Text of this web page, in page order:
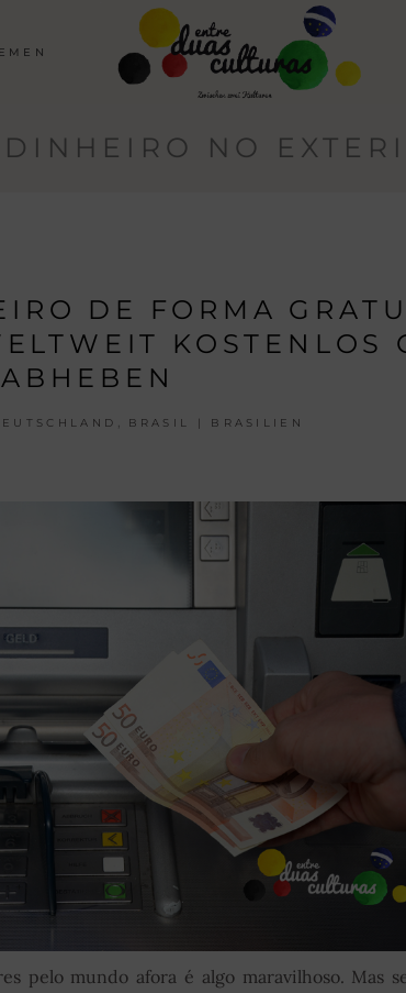
NO
DE FORMA
KOSTENLOS
ABHEBEN
BRASIL | BRASILIEN
pelo mundo afora é algo maravilhoso. Mas